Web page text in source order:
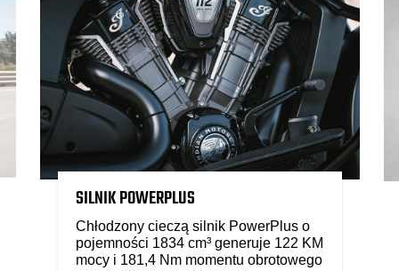
SILNIK POWERPLUS
Chłodzony cieczą silnik PowerPlus o
pojemności 1834 cm³ generuje 122 KM
mocy i 181,4 Nm momentu obrotowego